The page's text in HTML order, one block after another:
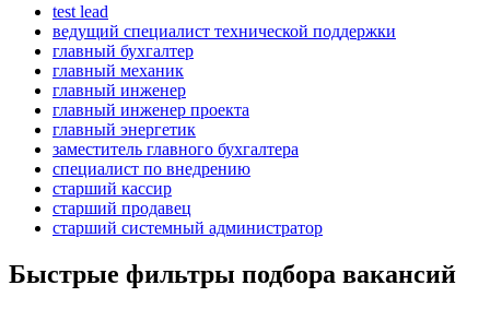
test lead
ведущий специалист технической поддержки
главный бухгалтер
главный механик
главный инженер
главный инженер проекта
главный энергетик
заместитель главного бухгалтера
специалист по внедрению
старший кассир
старший продавец
старший системный администратор
Быстрые фильтры подбора вакансий